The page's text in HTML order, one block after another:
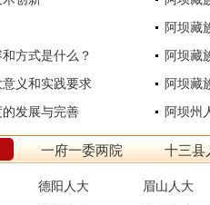
方式是什么？
义和实践要求
发展与完善
阿坝州
一府一委两院 十三县
德阳人大 眉山人大